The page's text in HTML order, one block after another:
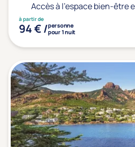
Accès à l'espace bien-être
à partir de
94 € /personne
pour 1 nuit